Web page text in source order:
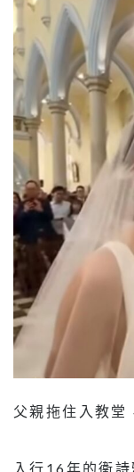
父親拖住入教
入行16年的衞